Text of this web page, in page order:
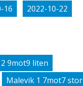
16
2022-10-22
9mot9 liten
Malevik 1 7mot7 stor